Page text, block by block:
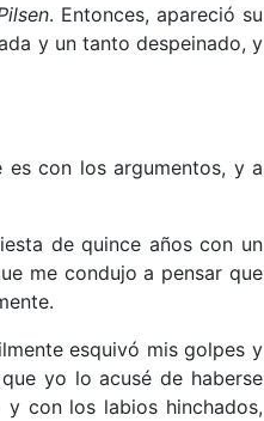
. Entonces, apareció su
y un tanto despeinado, y
con los argumentos, y a
de quince años con un
me condujo a pensar que
esquivó mis golpes y
yo lo acusé de haberse
con los labios hinchados,